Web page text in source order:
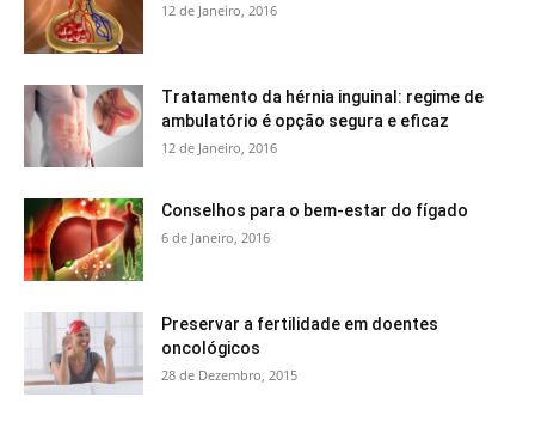
12 de Janeiro, 2016
Tratamento da hérnia inguinal: regime de
ambulatório é opção segura e eficaz
12 de Janeiro, 2016
Conselhos para o bem-estar do fígado
6 de Janeiro, 2016
Preservar a fertilidade em doentes
oncológicos
28 de Dezembro, 2015